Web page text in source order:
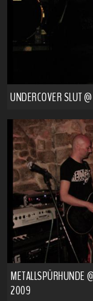
UNDERCOVER SLUT
METALLSPÜRHUNDE
2009